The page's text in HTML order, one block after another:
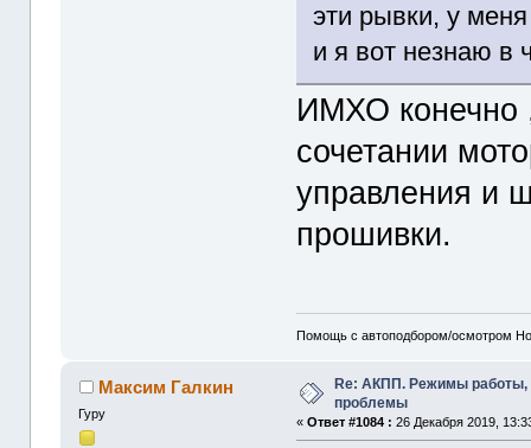
эти рывки, у
и я вот незнаю в
ИМХО конечно
сочетании
управления и
прошивки.
Помощь с автоподбором/осмотром
Максим Галкин
Гуру
Re: АКПП. Режимы работы,
проблемы
«Ответ #1084 : 26 Декабря 2019,